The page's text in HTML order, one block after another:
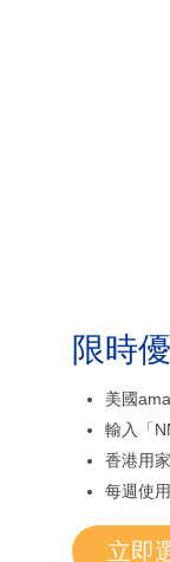
限時
美國
輸入「
香港用
每週使
立即